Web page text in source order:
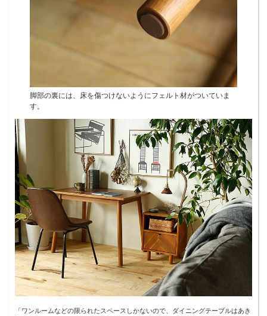
脚部の裏には、床を傷つけないようにフェルト材がついていま
す。
「ワンルームなどの限られたスペースしかないので、ダイニングテーブルはあき